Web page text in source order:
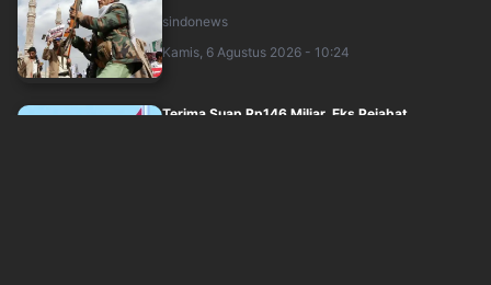
sindonews
Kamis, 6 Agustus 2026 - 10:24
Terima Suap Rp146 Miliar, Eks Pejabat